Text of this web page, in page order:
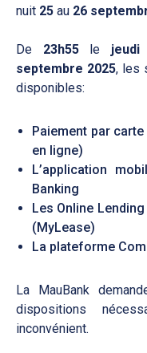
nuit 25 au 26
De 23h55le jeudi
septembre 2025, les
disponibles:
Paiement par
en ligne)
L’application
Banking
Les Online
(MyLease)
La plateforme
La MauBank
dispositions
inconvénient.